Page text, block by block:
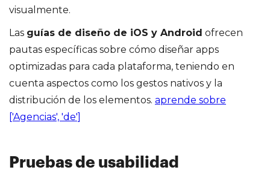
visualmente.
Las guías de diseño de iOS y Android ofrecen
pautas específicas sobre cómo diseñar apps
optimizadas para cada plataforma, teniendo en
cuenta aspectos como los gestos nativos y la
distribución de los elementos. aprende sobre
['Agencias', 'de']
Pruebas de usabilidad